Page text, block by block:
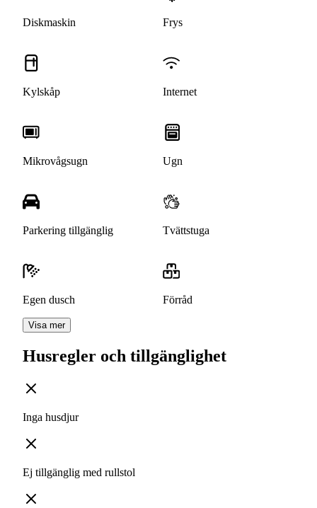
Diskmaskin Frys
Kylskåp Internet
Mikrovågsugn Ugn
Parkering tillgänglig Tvättstuga
Egen dusch Förråd
Visa mer
Husregler och tillgänglighet
Inga husdjur
Ej tillgänglig med rullstol